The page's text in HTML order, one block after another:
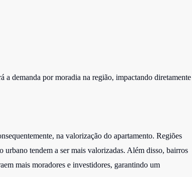
demanda por moradia na região, impactando diretamente
na valorização do apartamento. Regiões
tendem a ser mais valorizadas. Além disso, bairros
mais moradores e investidores, garantindo um